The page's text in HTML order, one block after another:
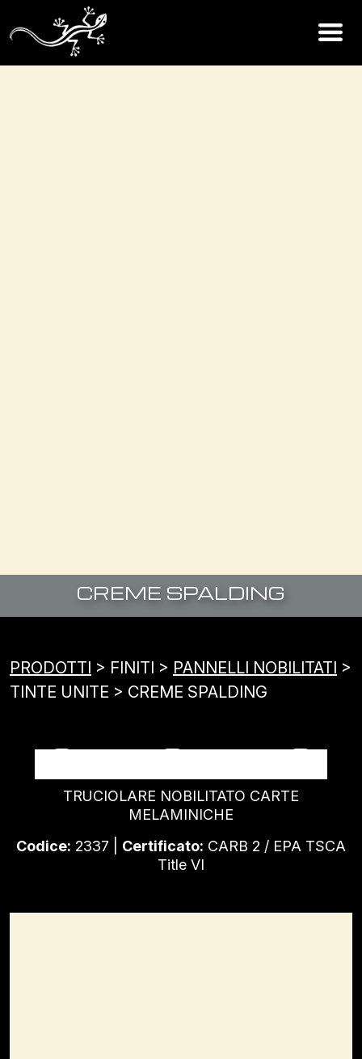
CREME SPALDING
PRODOTTI > FINITI > PANNELLI NOBILITATI >
TINTE UNITE > CREME SPALDING
CREME SPALDING
TRUCIOLARE NOBILITATO CARTE
MELAMINICHE
Codice: 2337 | Certificato: CARB 2 / EPA TSCA
Title VI